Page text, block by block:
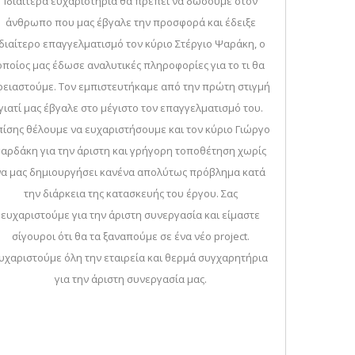
άνθρωπο που μας έβγαλε την προσφορά και έδειξε
επαγγελματισμό τον κύριο Στέργιο Ψαράκη, ο
μας έδωσε αναλυτικές πληροφορίες για το τι θα
Τον εμπιστευτήκαμε από την πρώτη στιγμή
μας έβγαλε στο μέγιστο τον επαγγελματισμό του.
θέλουμε να ευχαριστήσουμε και τον κύριο Γιώργο
για την άριστη και γρήγορη τοποθέτηση χωρίς
μας δημιουργήσει κανένα απολύτως πρόβλημα κατά
την διάρκεια της κατασκευής του έργου. Σας
ευχαριστούμε για την άριστη συνεργασία και είμαστε
σίγουροι ότι θα τα ξαναπούμε σε ένα νέο project.
όλη την εταιρεία και θερμά συγχαρητήρια
για την άριστη συνεργασία μας.